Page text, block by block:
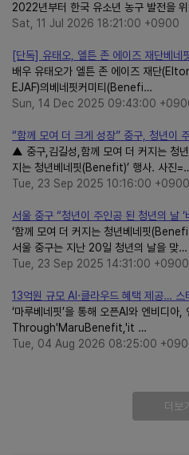
2022년부터 한국 유소년 농구 발전을
Sat, 11 Jul 2026 18:21:00 +0900
[단독] 유태오, 엘튼 존 에이즈 재단베
배우 유태오가 엘튼 존 에이즈 재단
EJAF)의베네핏커미티(Benefi…
Sun, 14 Dec 2025 09:43:00
“함께 모여 더 크게 성장” 중구, 청년이
▲ 중구,김길성,함께 모여 더 커지는 청
지는 청년베네핏(Benefit)’ 행사. 사진
Tue, 23 Sep 2025 10:16:00 +0900
서울 중구 “청년이 주인공 된 청년의 날 ‘
‘함께 모여 더 커지는 청년베네핏
서울 중구는 지난 20일 청년의 날을 맞…
Tue, 23 Sep 2025 14:31:00 +0900
13억원 규모 AI·클라우드 혜택 제공… 스
‘마루베네핏’을 통해 오픈AI와 엔비디아
Through'MaruBenefit,'it …
Tue, 04 Aug 2026 08:25:00
더보기